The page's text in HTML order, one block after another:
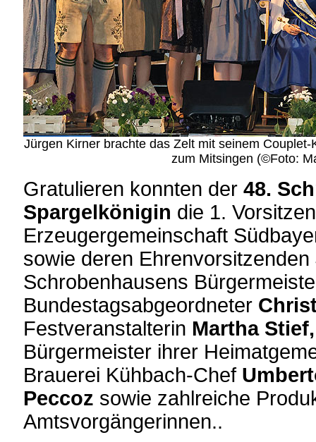
Jürgen Kirner brachte das Zelt mit seinem
zum Mitsingen (©Foto:
Gratulieren konnten der 48.
Spargelkönigin die 1.
Erzeugergemeinschaft
sowie deren Ehrenvorsitzenden
Schrobenhausens
Bundestagsabgeordneter
Festveranstalterin Martha
Bürgermeister ihrer
Brauerei Kühbach-Chef
Peccoz sowie zahlreiche
Amtsvorgängerinnen..